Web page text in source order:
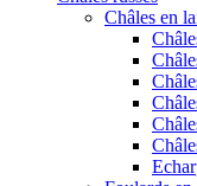
Châles en